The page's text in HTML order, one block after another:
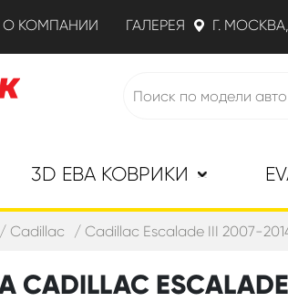
О КОМПАНИИ ГАЛЕРЕЯ Г.
3D ЕВА КОВРИКИ
Cadillac Cadillac Escalade III 2007-